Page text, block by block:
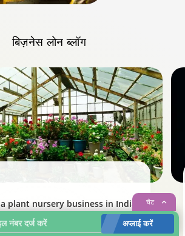
अप्लाई करें
बिज़नेस लोनब्लॉग
plant nursery business in India?
| | | | | | | | | | | | | | |
शेयर करें
चैट